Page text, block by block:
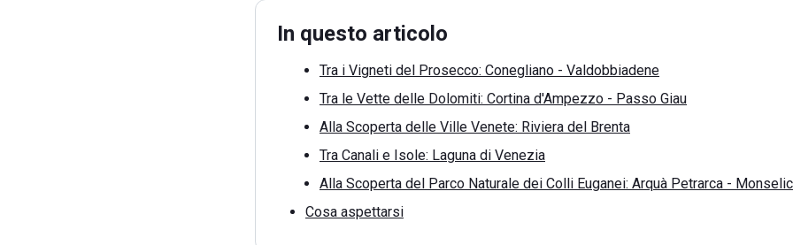
In questo articolo
Tra i Vigneti del Prosecco: Conegliano - Valdobbiadene
Tra le Vette delle Dolomiti: Cortina d'Ampezzo - Passo Giau
Alla Scoperta delle Ville Venete: Riviera del Brenta
Tra Canali e Isole: Laguna di Venezia
Alla Scoperta del Parco Naturale dei Colli Euganei: Arquà Petrarca -
Cosa aspettarsi